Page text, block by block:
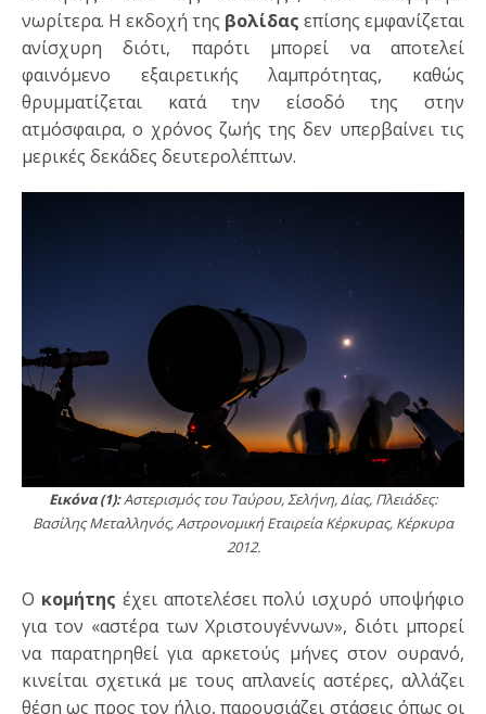
νωρίτερα. Η εκδοχή της βολίδας επίσης εμφανίζεται
ανίσχυρη διότι, παρότι μπορεί να αποτελεί
φαινόμενο εξαιρετικής λαμπρότητας, καθώς
θρυμματίζεται κατά την είσοδό της στην
ατμόσφαιρα, ο χρόνος ζωής της δεν υπερβαίνει τις
μερικές δεκάδες δευτερολέπτων.
Εικόνα (1):Αστερισμός του Ταύρου, Σελήνη, Δίας, Πλειάδες:
Βασίλης Μεταλληνός, Αστρονομική Εταιρεία Κέρκυρας, Κέρκυρα
2012.
Ο κομήτης έχει αποτελέσει πολύ ισχυρό υποψήφιο
για τον «αστέρα των Χριστουγέννων», διότι μπορεί
να παρατηρηθεί για αρκετούς μήνες στον ουρανό,
κινείται σχετικά με τους απλανείς αστέρες, αλλάζει
θέση ως προς τον ήλιο, παρουσιάζει στάσεις όπως οι